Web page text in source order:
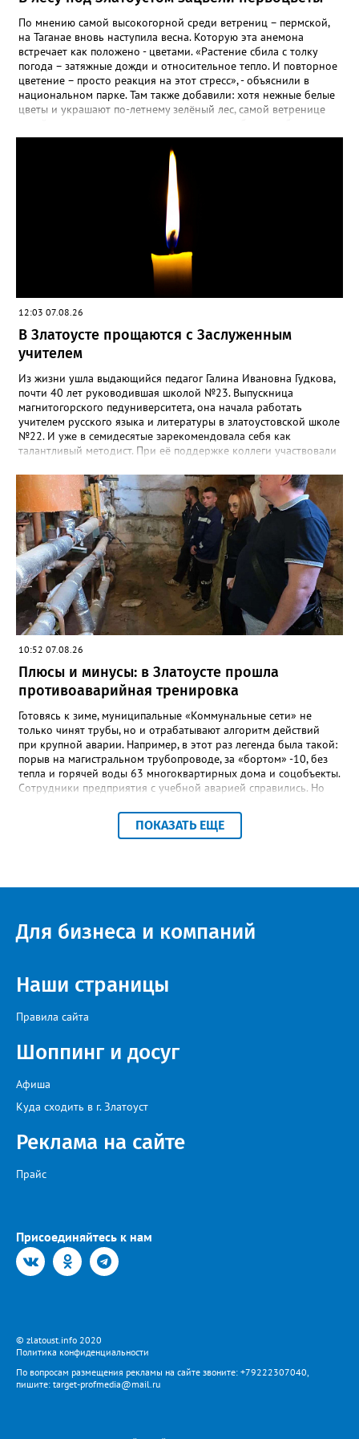
сухие цветы и стряхивать семена вокруг куртины, лаванда
весной прорастет сама. Ещё один секрет – этот символ
Прованса не любит «вкусную» почву. Добавляйте в посадочную
яму гравий и песок – требуется хороший дренаж. В первый год
Екатерина рекомендует цветы убирать, чтобы силы куста
пошли на наращивание корневой системы. А со второго года
пусть лаванда цветёт во всю силу! Фото: Екатерина Бойко,
специально для «Златоуст.инфо». Обсуждение новости здесь
По мнению самой высокогорной среди ветрениц – пермской,
на Таганае вновь наступила весна. Которую эта анемона
встречает как положено - цветами. «Растение сбила с толку
погода – затяжные дожди и относительное тепло. И повторное
цветение – просто реакция на этот стресс», - объяснили в
национальном парке. Там также добавили: хотя нежные белые
цветы и украшают по-летнему зелёный лес, самой ветренице
силы перед долгой зимовкой.
12:03 07.08.26
В Златоусте прощаются с Заслуженным
учителем
Из жизни ушла выдающийся педагог Галина Ивановна Гудкова,
почти 40 лет руководившая школой №23. Выпускница
магнитогорского педуниверситета, она начала работать
учителем русского языка и литературы в златоустовской школе
№22. И уже в семидесятые зарекомендовала себя как
талантливый методист. При её поддержке коллеги участвовали
«Благодаря её мудрому руководству в школе сформировался
сильный педагогический коллектив, объединённый общими
ценностями и любовью к своему делу. Для многих Галина
Ивановна навсегда останется не только талантливым
руководителем, но и настоящим Учителем с большой буквы», -
говорится в сообществе школы №23 во ВКонтакте. Свои
соболезнования семье Галины Ивановны выразил глава
Златоуста Олег Решетников. «Её вклад зафиксирован в
важнейших документах школы, но главное - он остался в
людях: в тех учителях, которых она поддержала, в тех
учениках, которых она вдохновила. Заслуженный учитель РФ,
«Отличник народного просвещения», обладатель медали «За
доблестный труд», Галина Ивановна оставила не только
награды и документы, но и работающий, живой механизм
школы, который продолжает жить её принципами», - говорится
в некрологе.
10:52 07.08.26
Плюсы и минусы: в Златоусте прошла
противоаварийная тренировка
Готовясь к зиме, муниципальные «Коммунальные сети» не
только чинят трубы, но и отрабатывают алгоритм действий
при крупной аварии. Например, в этот раз легенда была такой:
порыв на магистральном трубопроводе, за «бортом» -10, без
тепла и горячей воды 63 многоквартирных дома и соцобъекты.
Сотрудники предприятия с учебной аварией справились. Но
отметили и недочёты. «Например, управляющие компании
несвоевременно приняли меры для предотвращения
— сообщила начальник Главного управления ГЖИ Ирина
оперативно делиться информацией со всеми
заинтересованными – от поставщика тепла до конечных
ПОКАЗАТЬ ЕЩЕ
Для бизнеса и компаний
Наши страницы
Правила сайта
Шоппинг и досуг
Афиша
Куда сходить в г. Златоуст
Реклама на сайте
Прайс
Присоединяйтесь к нам
© zlatoust.info 2020
Политика конфиденциальности
По вопросам размещения рекламы на сайте звоните: +79222307040,
пишите: target-profmedia@mail.ru